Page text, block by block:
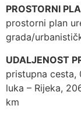
PROSTORNI
prostorni plan
grada/
UDALJENOST
pristupna cesta,
luka – Rijeka,
km